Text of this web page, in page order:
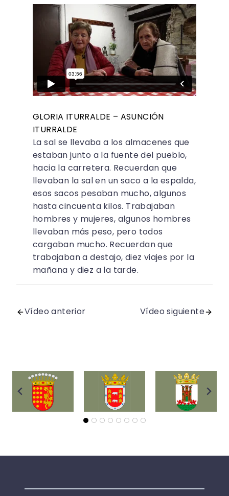
GLORIA ITURRALDE – ASUNCIÓN
ITURRALDE
La sal se llevaba a los almacenes que
estaban junto a la fuente del pueblo,
hacia la carretera. Recuerdan que
llevaban la sal en un saco a la espalda,
esos sacos pesaban mucho, algunos
hasta cincuenta kilos. Trabajaban
hombres y mujeres, algunos hombres
llevaban más peso, pero todos
cargaban mucho. Recuerdan que
trabajaban a destajo, diez viajes por la
mañana y diez a la tarde.
Vídeo anterior Vídeo siguiente